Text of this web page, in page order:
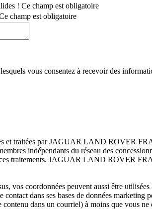
! Ce champ est obligatoire
champ est obligatoire
vous consentez à recevoir des
et traitées par JAGUAR LAND ROVER
indépendants du réseau des
traitements. JAGUAR LAND ROVER
vos coordonnées peuvent aussi être
dans ses bases de données marketing
dans un courriel) à moins que vous ne